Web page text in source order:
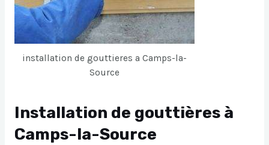
installation de gouttieres a Camps-la-
Source
Installation de gouttières à
Camps-la-Source